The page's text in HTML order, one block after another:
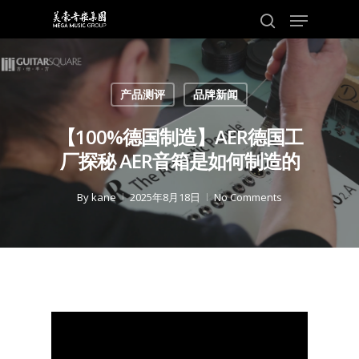
content
search
Menu
产品测评 品牌新闻
【100%德国制造】AER德国工
厂探秘 AER音箱是如何制造的
Bykane 2025年8月18日 No Comments